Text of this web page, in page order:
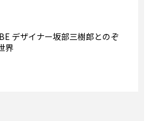
デザイナー坂部三樹郎とのぞ
界